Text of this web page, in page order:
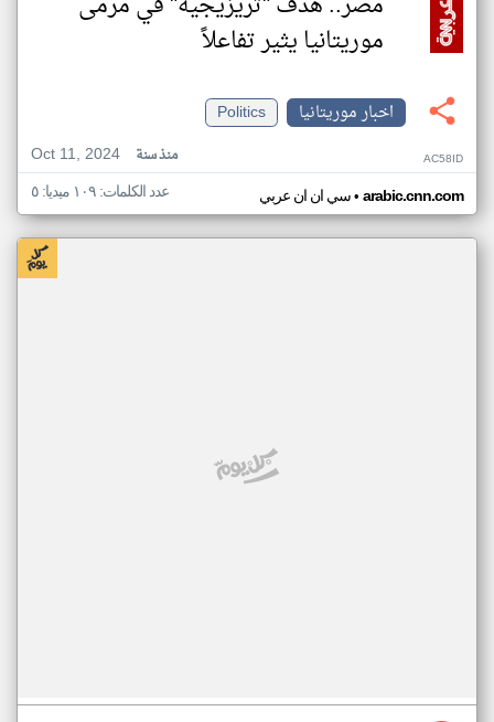
موريتانيا يثير تفاعلاً
اخبار موريتانيا
Politics
Oct 11, 2024
منذ سنة AC58ID
سي ان ان عربي• arabic.cnn.com عدد الكلمات: ١٠٩ ميديا: ٥